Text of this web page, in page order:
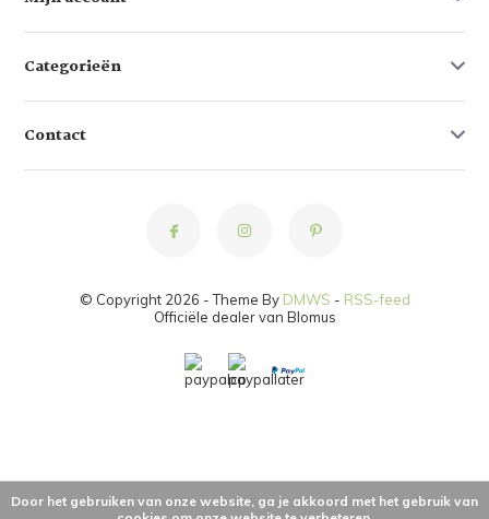
Categorieën
Contact
© Copyright 2026 - Theme By DMWS - RSS-feed
Officiële dealer van Blomus
Door het gebruiken van onze website, ga je akkoord met het gebruik van